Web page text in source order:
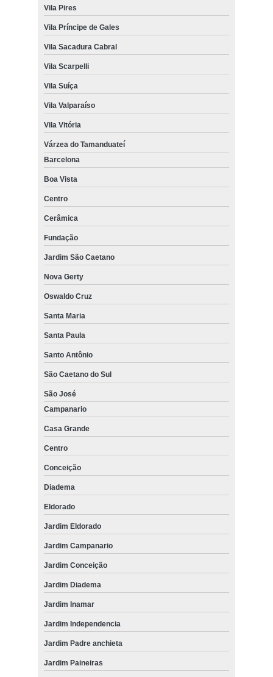
Vila Pires
Vila Príncipe de Gales
Vila Sacadura Cabral
Vila Scarpelli
Vila Suíça
Vila Valparaíso
Vila Vitória
Várzea do Tamanduateí
Barcelona
Boa Vista
Centro
Cerâmica
Fundação
Jardim São Caetano
Nova Gerty
Oswaldo Cruz
Santa Maria
Santa Paula
Santo Antônio
São Caetano do Sul
São José
Campanario
Casa Grande
Centro
Conceição
Diadema
Eldorado
Jardim Eldorado
Jardim Campanario
Jardim Conceição
Jardim Diadema
Jardim Inamar
Jardim Independencia
Jardim Padre anchieta
Jardim Paineiras